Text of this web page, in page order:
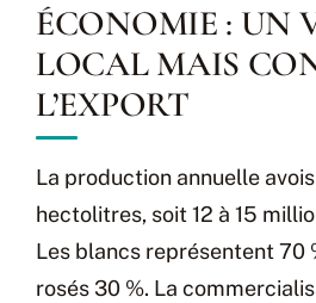
ÉCONOMIE : UN
LOCAL MAIS
L’EXPORT
La production annuelle
hectolitres, soit 12 à 15
Les blancs représentent 70
rosés 30 %. La